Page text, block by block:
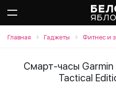
Главная Гаджеты Фитнес и
Смарт-часы Garmin
Tactical